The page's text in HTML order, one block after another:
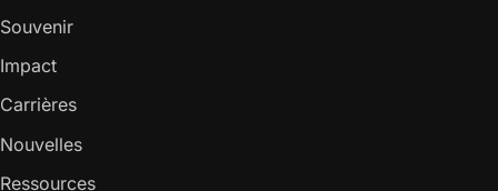
Souvenir
Impact
Carrières
Nouvelles
Ressources